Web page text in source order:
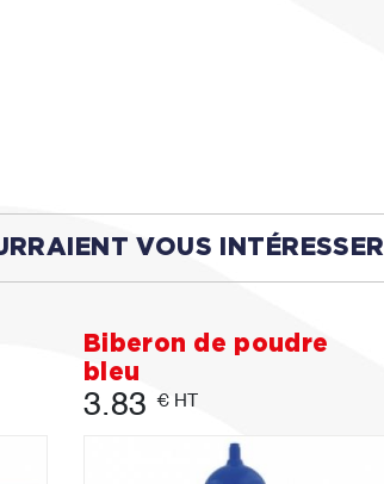
VOUS INTÉRESSER
Biberon de poudre
bleu
3.83 € HT